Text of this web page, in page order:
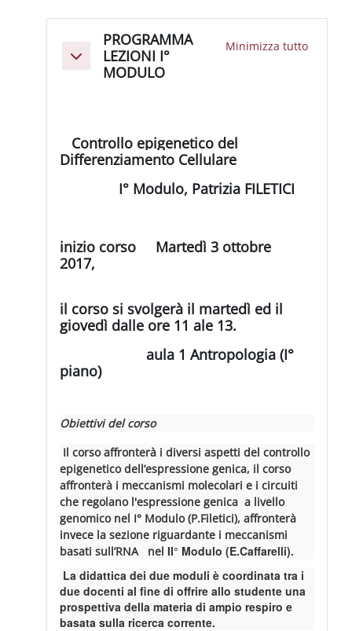
Minimizza
PROGRAMMA
LEZIONI I°
MODULO
Minimizza tutto
Controllo epigenetico del
Differenziamento Cellulare
I° Modulo, Patrizia FILETICI
inizio corso Martedì 3 ottobre
2017,
il corso si svolgerà il martedì ed il
giovedì dalle ore 11 ale 13.
aula 1 Antropologia (I°
piano)
Obiettivi del corso
Il corso affronterà i diversi aspetti del controllo
epigenetico dell’espressione genica, il corso
affronterà i meccanismi molecolari e i circuiti
che regolano l'espressione genica a livello
genomico nel I° Modulo (P.Filetici), affronterà
invece la sezione riguardante i meccanismi
basati sull’RNA nelII° Modulo (E.Caffarelli).
La didattica dei due moduli è coordinata tra i
due docenti al fine di offrire allo studente una
prospettiva della materia di ampio respiro e
basata sulla ricerca corrente.